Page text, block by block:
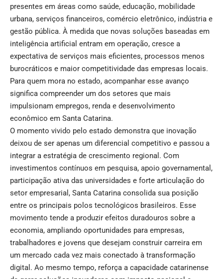
presentes em áreas como saúde, educação, mobilidade
urbana, serviços financeiros, comércio eletrônico, indústria e
gestão pública. À medida que novas soluções baseadas em
inteligência artificial entram em operação, cresce a
expectativa de serviços mais eficientes, processos menos
burocráticos e maior competitividade das empresas locais.
Para quem mora no estado, acompanhar esse avanço
significa compreender um dos setores que mais
impulsionam empregos, renda e desenvolvimento
econômico em Santa Catarina.
O momento vivido pelo estado demonstra que inovação
deixou de ser apenas um diferencial competitivo e passou a
integrar a estratégia de crescimento regional. Com
investimentos contínuos em pesquisa, apoio governamental,
participação ativa das universidades e forte articulação do
setor empresarial, Santa Catarina consolida sua posição
entre os principais polos tecnológicos brasileiros. Esse
movimento tende a produzir efeitos duradouros sobre a
economia, ampliando oportunidades para empresas,
trabalhadores e jovens que desejam construir carreira em
um mercado cada vez mais conectado à transformação
digital. Ao mesmo tempo, reforça a capacidade catarinense